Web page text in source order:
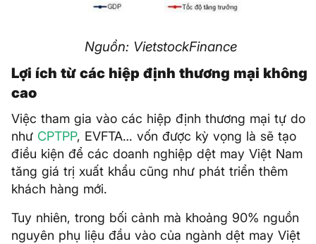
Nguồn: VietstockFinance
Lợi ích từ các hiệp định thương mại không
cao
Việc tham gia vào các hiệp định thương mại tự do
như CPTPP, EVFTA… vốn được kỳ vọng là sẽ tạo
điều kiện để các doanh nghiệp dệt may Việt Nam
tăng giá trị xuất khẩu cũng như phát triển thêm
khách hàng mới.
Tuy nhiên, trong bối cảnh mà khoảng 90% nguồn
nguyên phụ liệu đầu vào của ngành dệt may Việt